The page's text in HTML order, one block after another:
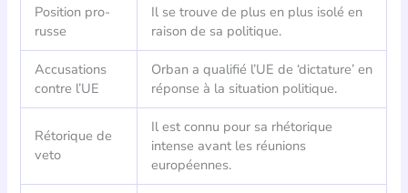
Position pro-
russe
Il se trouve de plus en plus isolé en
raison de sa politique.
Accusations
contre l’UE
Orban a qualifié l’UE de ‘dictature’ en
réponse à la situation politique.
Rétorique de
veto
Il est connu pour sa rhétorique
intense avant les réunions
européennes.